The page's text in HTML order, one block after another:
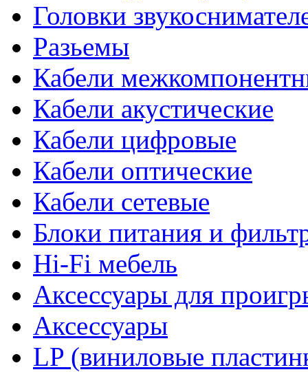
Головки
Разьемы
Кабели
Кабели акустические
Кабели цифровые
Кабели оптические
Кабели сетевые
Блоки питания и
Hi-Fi мебель
Аксессуары для
Аксессуары
LP (виниловые